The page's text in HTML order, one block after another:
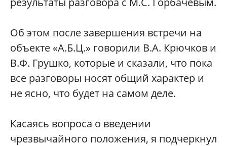
Об этом после завершения встречи на
объекте «А.Б.Ц.» говорили В.А. Крючков и
В.Ф. Грушко, которые и сказали, что пока
все разговоры носят общий характер и
не ясно, что будет на самом деле.
Касаясь вопроса о введении
чрезвычайного положения, я подчеркнул